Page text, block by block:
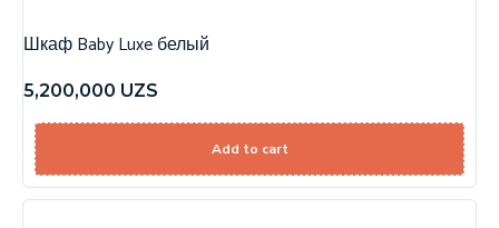
Шкаф Baby Luxe белый
5,200,000 UZS
Add to cart